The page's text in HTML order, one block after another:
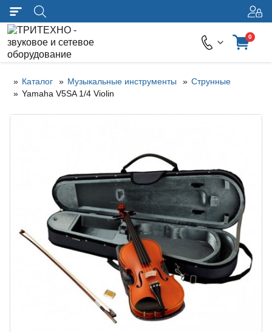
0
Каталог Музыкальные инструменты
Струнные
Yamaha V5SA 1/4 Violin